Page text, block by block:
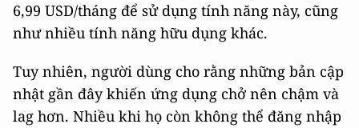
6,99 USD/tháng để sử dụng tính năng này, cũng
như nhiều tính năng hữu dụng khác.
Tuy nhiên, người dùng cho rằng những bản cập
nhật gần đây khiến ứng dụng chở nên chậm và
lag hơn. Nhiều khi họ còn không thể đăng nhập